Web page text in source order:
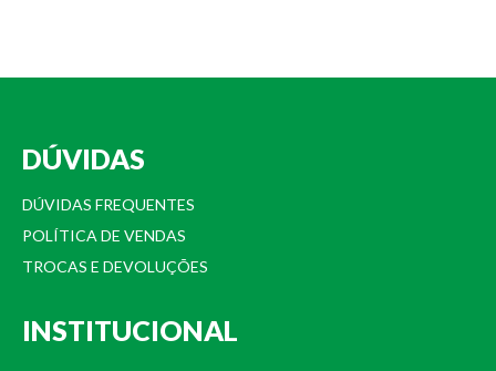
DÚVIDAS
DÚVIDAS FREQUENTES
POLÍTICA DE VENDAS
TROCAS E DEVOLUÇÕES
INSTITUCIONAL